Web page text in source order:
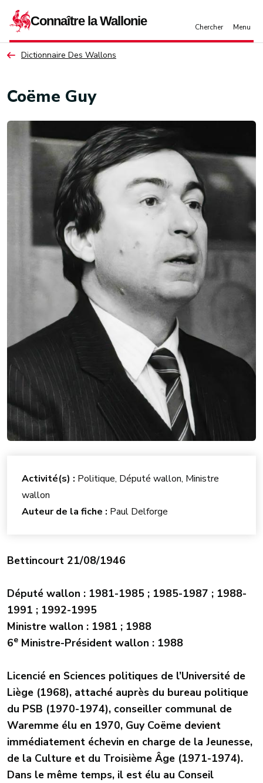
Dictionnaire Des Wallons
Coëme Guy
Bettincourt 21/08/1946
Député wallon : 1981-1985 ; 1985-1987 ; 1988-
1991 ; 1992-1995
Ministre wallon : 1981 ; 1988
6e Ministre-Président wallon : 1988
Licencié en Sciences politiques de l’Université de
Liège (1968), attaché auprès du bureau politique
du PSB (1970-1974), conseiller communal de
Waremme élu en 1970, Guy Coëme devient
immédiatement échevin en charge de la Jeunesse,
de la Culture et du Troisième Âge (1971-1974).
Dans le même temps, il est élu au Conseil
Activité(s) : Politique, Député wallon, Ministre
wallon
Auteur de la fiche : Paul Delforge